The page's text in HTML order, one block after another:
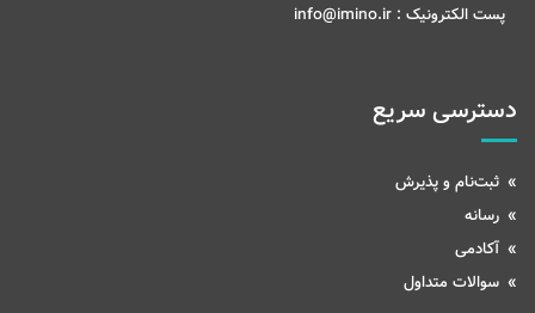
پست الکترونیک : info@imino.ir
دسترسی سریع
ثبت‌نام و پذیرش
رسانه
آکادمی
سوالات متداول